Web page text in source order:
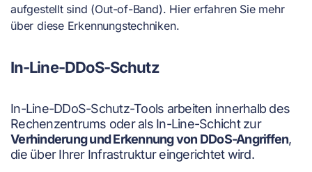
aufgestellt sind (Out-of-Band). Hier erfahren Sie mehr
über diese Erkennungstechniken.
In-Line-DDoS-Schutz
In-Line-DDoS-Schutz-Tools arbeiten innerhalb des
Rechenzentrums oder als In-Line-Schicht zur
Verhinderung und Erkennung von DDoS-Angriffen,
die über Ihrer Infrastruktur eingerichtet wird.